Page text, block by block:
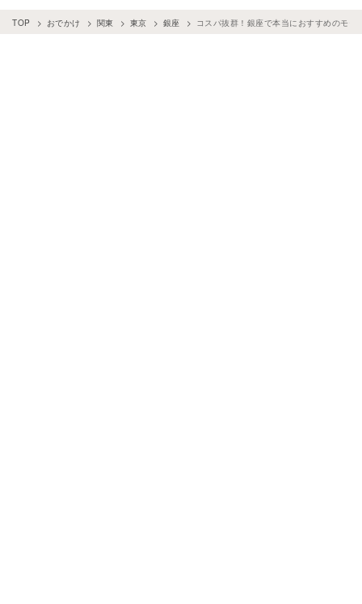
TOP おでかけ 関東 東京 銀座 コスパ抜群！銀座で本当におすすめのモー